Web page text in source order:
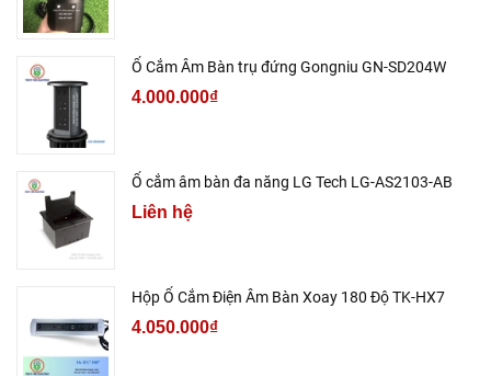
Ổ Cắm Âm Bàn trụ đứng Gongniu GN-SD204W
4.000.000₫
Ổ cắm âm bàn đa năng LG Tech LG-AS2103-AB
Liên hệ
Hộp Ổ Cắm Điện Âm Bàn Xoay 180 Độ TK-HX7
4.050.000₫